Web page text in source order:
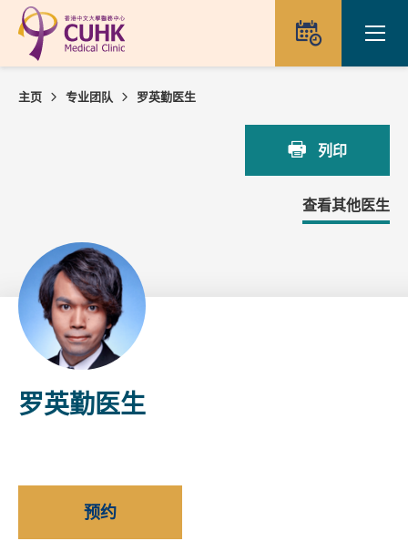
Skip to main content
预约
主页 专业团队 罗英勤医生
列印
查看其他医生
罗英勤医生
预约